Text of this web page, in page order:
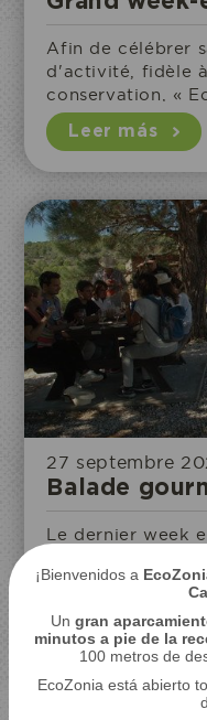
Afin de célébrer
d'activité, fidèle
conservation, «
prédateurs »
des espèces
Leer más
27 septembre
Balade
Le dernier week
au profit de la
Leer más
¡Bienvenidos a
Un gran
minutos a pie de la
100 metros de
EcoZonia está abierto